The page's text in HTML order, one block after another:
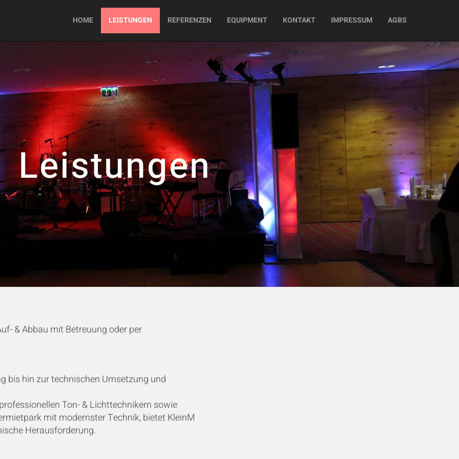
HOME LEISTUNGEN REFERENZEN EQUIPMENT KONTAKT IMPRESSUM AGBS
Leistungen
& Abbau mit Betreuung oder per
bis hin zur technischen Umsetzung und
Ton- & Lichttechnikern sowie
mit modernster Technik, bietet KleinM
Herausforderung.